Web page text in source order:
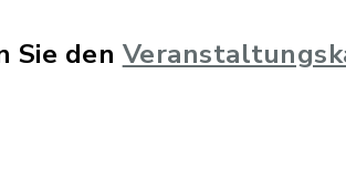
Sie den